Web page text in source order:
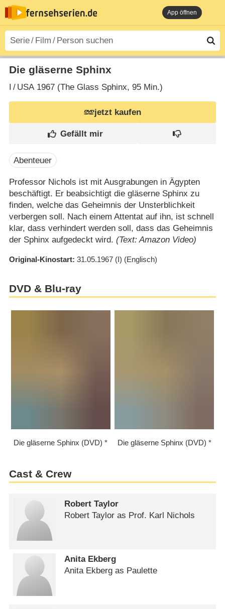
App öffnen
Die gläserne Sphinx
/ USA1967 (The Glass Sphinx‎, 95 Min.)
jetzt kaufen
Abenteuer
Professor Nichols ist mit Ausgrabungen in Ägypten
beschäftigt. Er beabsichtigt die gläserne Sphinx zu
finden, welche das Geheimnis der Unsterblichkeit
verbergen soll. Nach einem Attentat auf ihn, ist schnell
klar, dass verhindert werden soll, dass das Geheimnis
der Sphinx aufgedeckt wird. (Text: Amazon Video)
Original-Kinostart 31.05.1967 (I) (Englisch)
DVD & Blu-ray
Die gläserne Sphinx (DVD) Die gläserne Sphinx (DVD)
Cast & Crew
Robert Taylor
Robert Taylor as Prof. Karl Nichols
Anita Ekberg
Anita Ekberg as Paulette